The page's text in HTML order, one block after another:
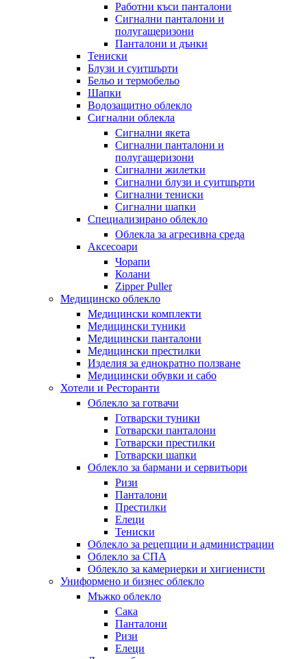
Работни къси панталони
Сигнални панталони и
полугащеризони
Панталони и дънки
Тениски
Блузи и суитшърти
Бельо и термобельо
Шапки
Водозащитно облекло
Сигнални облекла
Сигнални якета
Сигнални панталони и
полугащеризони
Сигнални жилетки
Сигнални блузи и суитшърти
Сигнални тениски
Сигнални шапки
Специализирано облекло
Облекла за агресивна среда
Аксесоари
Чорапи
Колани
Zipper Puller
Медицинско облекло
Медицински комплекти
Медицински туники
Медицински панталони
Медицински престилки
Изделия за еднократно ползване
Медицински обувки и сабо
Хотели и Ресторанти
Облекло за готвачи
Готварски туники
Готварски панталони
Готварски престилки
Готварски шапки
Облекло за бармани и сервитьори
Ризи
Панталони
Престилки
Елеци
Тениски
Облекло за рецепции и администрации
Облекло за СПА
Облекло за камериерки и хигиенисти
Униформено и бизнес облекло
Мъжко облекло
Сака
Панталони
Ризи
Елеци